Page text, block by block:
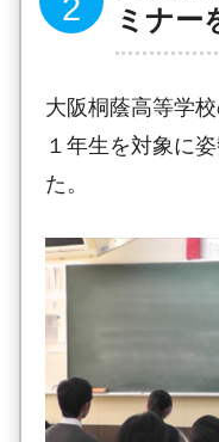
ミナー
大阪桐蔭高等学
１年生を対象に
た。